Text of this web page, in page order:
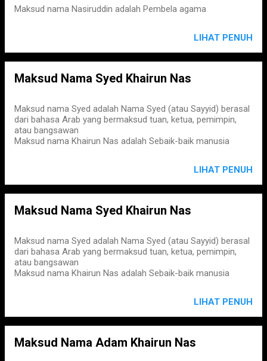
Maksud nama Nasiruddin adalah Pembela agama
LIHAT PENUH
Maksud Nama Syed Khairun Nas
Maksud nama Syed adalah Nama Syed (atau Sayyid) berasal
dari bahasa Arab yang bermaksud tuan, ketua, pemimpin,
atau bangsawan
Maksud nama Khairun Nas adalah Sebaik-baik manusia
LIHAT PENUH
Maksud Nama Syed Khairun Nas
Maksud nama Syed adalah Nama Syed (atau Sayyid) berasal
dari bahasa Arab yang bermaksud tuan, ketua, pemimpin,
atau bangsawan
Maksud nama Khairun Nas adalah Sebaik-baik manusia
LIHAT PENUH
Maksud Nama Adam Khairun Nas